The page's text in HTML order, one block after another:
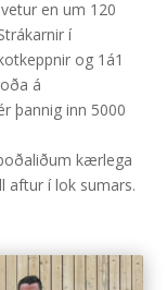
en um 120
í
og 1á1
á
þannig inn 5000
kærlega
aftur í lok sumars.